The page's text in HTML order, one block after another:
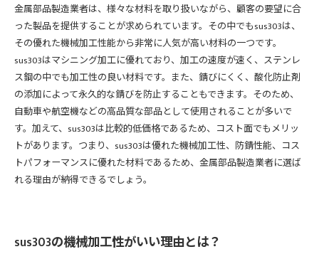
金属部品製造業者は、様々な材料を取り扱いながら、顧客の要望に合
った製品を提供することが求められています。その中でもsus303は、
その優れた機械加工性能から非常に人気が高い材料の一つです。
sus303はマシニング加工に優れており、加工の速度が速く、ステンレ
ス鋼の中でも加工性の良い材料です。また、錆びにくく、酸化防止剤
の添加によって永久的な錆びを防止することもできます。そのため、
自動車や航空機などの高品質な部品として使用されることが多いで
す。加えて、sus303は比較的低価格であるため、コスト面でもメリッ
トがあります。つまり、sus303は優れた機械加工性、防錆性能、コス
トパフォーマンスに優れた材料であるため、金属部品製造業者に選ば
れる理由が納得できるでしょう。
sus303の機械加工性がいい理由とは？